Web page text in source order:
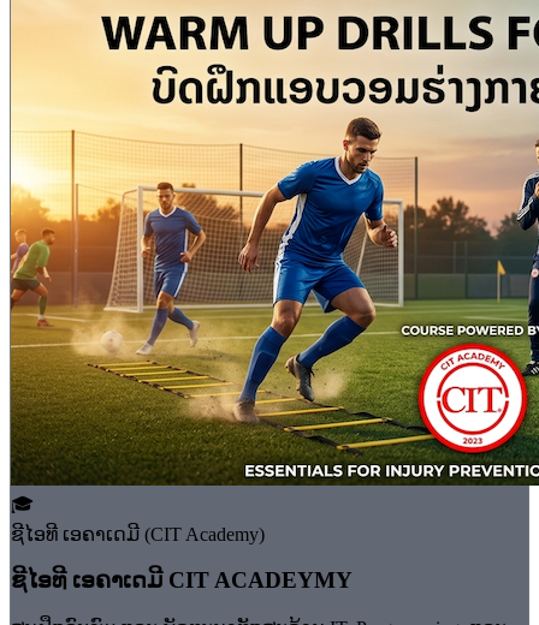
🎓
ຊີໄອທີ ເອຄາເດມີ (CIT Academy)
⁠ຊີໄອທີ ເອຄາເດມີ CIT ACADEYMY